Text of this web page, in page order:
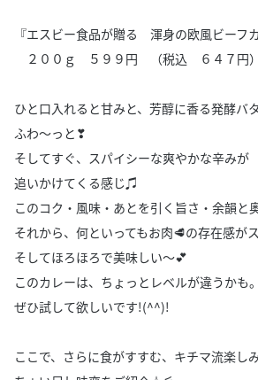
『エスビー食品が贈る 渾身の欧風ビーフ
２００ｇ ５９９円 （税込 ６４７円）
ひと口入れると甘みと、芳醇に香る発酵バ
ふわ～っと❣
そしてすぐ、スパイシーな爽やかな辛みが
追いかけてくる感じ♫
このコク・風味・あとを引く旨さ・余韻と
それから、何といってもお肉🥩の存在感が
そしてほろほろで美味しい～💕
このカレーは、ちょっとレベルが違うかも。
ぜひ試して欲しいです!(^^)!
ここで、さらに食がすすむ、キチマ流楽し